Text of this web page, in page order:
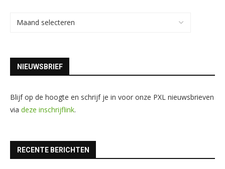
NIEUWSBRIEF
Blijf op de hoogte en schrijf je in voor onze PXL nieuwsbrieven
via deze inschrijflink.
RECENTE BERICHTEN